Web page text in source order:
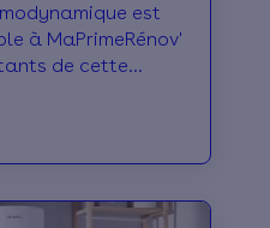
est
à MaPrimeRénov'
de cette